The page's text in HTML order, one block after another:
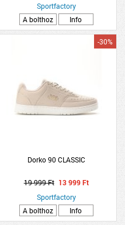
Sportfactory
A bolthoz
Info
Dorko 90 CLASSIC
-30%
19 999 Ft 13 999 Ft
Sportfactory
A bolthoz
Info